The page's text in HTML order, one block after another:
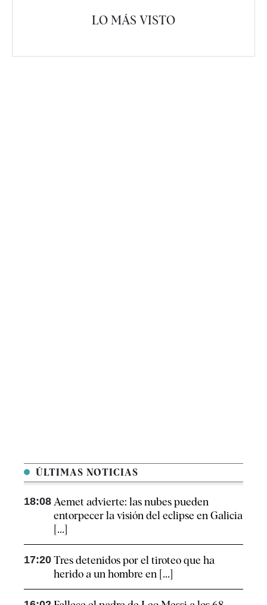
LO MÁS VISTO
ÚLTIMAS NOTICIAS
18:08 Aemet advierte: las nubes pueden
entorpecer la visión del eclipse en Galicia
[...]
17:20 Tres detenidos por el tiroteo que ha
herido a un hombre en [...]